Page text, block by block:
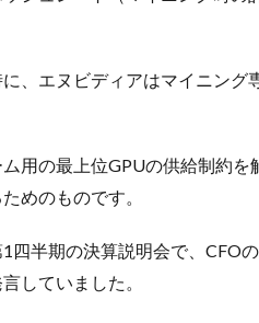
、エヌビディアはマイニン
用の最上位GPUの供給制約
めのものです。
四半期の決算説明会で、CFO
していました。